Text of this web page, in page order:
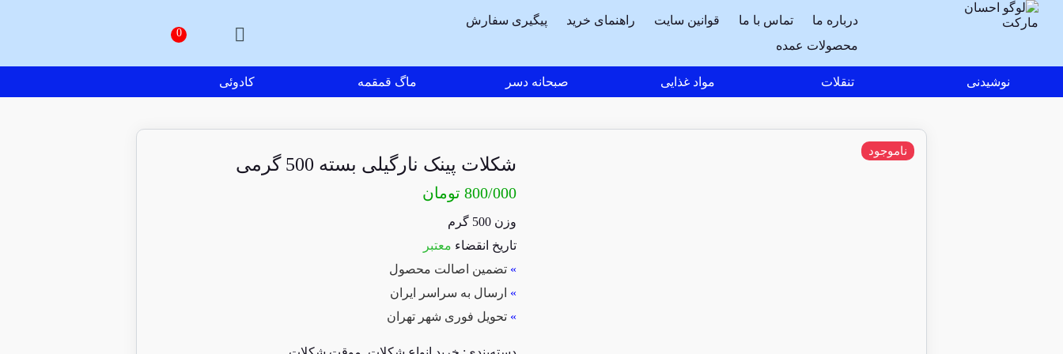
درباره ما تماس با ما قوانین سایت راهنمای خرید
پیگیری سفارش
محصولات عمده
نوشیدنی تنقلات مواد غذایی صبحانه دسر ماگ قمقمه کادوئی
شکلات پینک نارگیلی بسته 500 گرمی
800/000 تومان
وزن 500 گرم
تاریخ انقضاء معتبر
» تضمین اصالت محصول
» ارسال به سراسر ایران
» تحویل فوری شهر تهران
ناموجود